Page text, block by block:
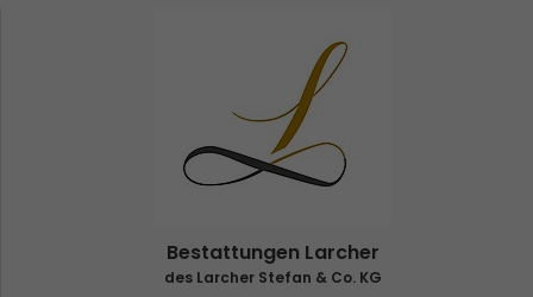
Bestattungen Larcher
des Larcher Stefan & Co. KG